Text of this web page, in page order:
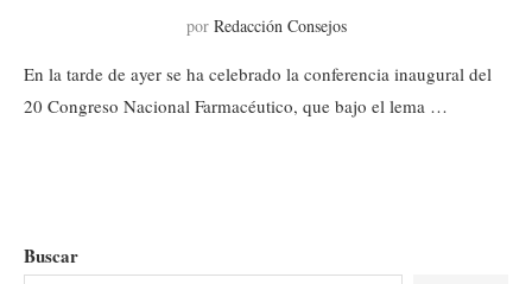
por Redacción Consejos
En la tarde de ayer se ha celebrado la conferencia inaugural del
20 Congreso Nacional Farmacéutico, que bajo el lema …
Buscar